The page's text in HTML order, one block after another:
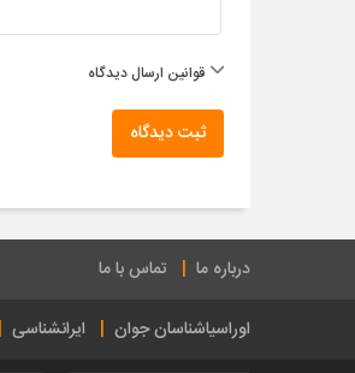
قوانین ارسال دیدگاه
ثبت دیدگاه
درباره ما تماس با ما
اوراسیاشناسان جوان ایرانشناسی